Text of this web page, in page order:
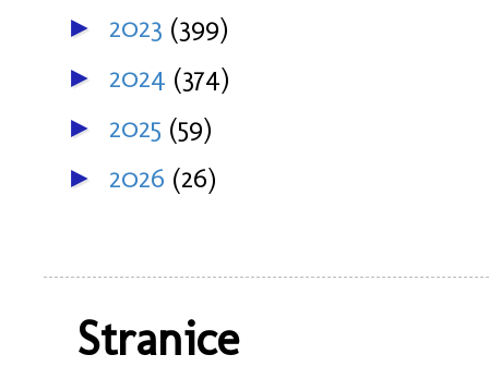
► 2023 (399)
► 2024 (374)
► 2025 (59)
► 2026 (26)
Stranice